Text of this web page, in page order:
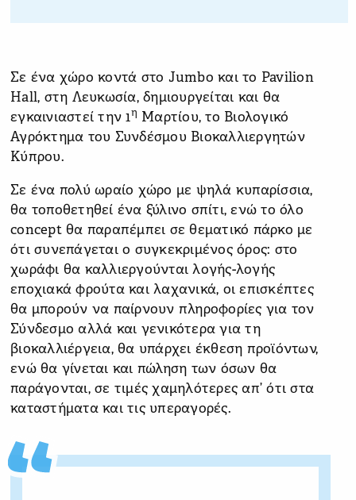
Σε ένα χώρο κοντά στο Jumbo και το Pavilion
Hall, στη Λευκωσία, δημιουργείται και θα
εγκαινιαστεί την 1η Μαρτίου, το Βιολογικό
Αγρόκτημα του Συνδέσμου Βιοκαλλιεργητών
Κύπρου.
Σε ένα πολύ ωραίο χώρο με ψηλά κυπαρίσσια,
θα τοποθετηθεί ένα ξύλινο σπίτι, ενώ το όλο
concept θα παραπέμπει σε θεματικό πάρκο με
ότι συνεπάγεται ο συγκεκριμένος όρος: στο
χωράφι θα καλλιεργούνται λογής-λογής
εποχιακά φρούτα και λαχανικά, οι επισκέπτες
θα μπορούν να παίρνουν πληροφορίες για τον
Σύνδεσμο αλλά και γενικότερα για τη
βιοκαλλιέργεια, θα υπάρχει έκθεση προϊόντων,
ενώ θα γίνεται και πώληση των όσων θα
παράγονται, σε τιμές χαμηλότερες απ’ ότι στα
καταστήματα και τις υπεραγορές.